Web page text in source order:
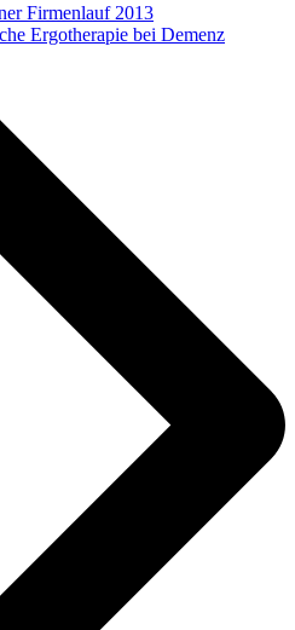
Firmenlauf 2013
Ergotherapie bei Demenz